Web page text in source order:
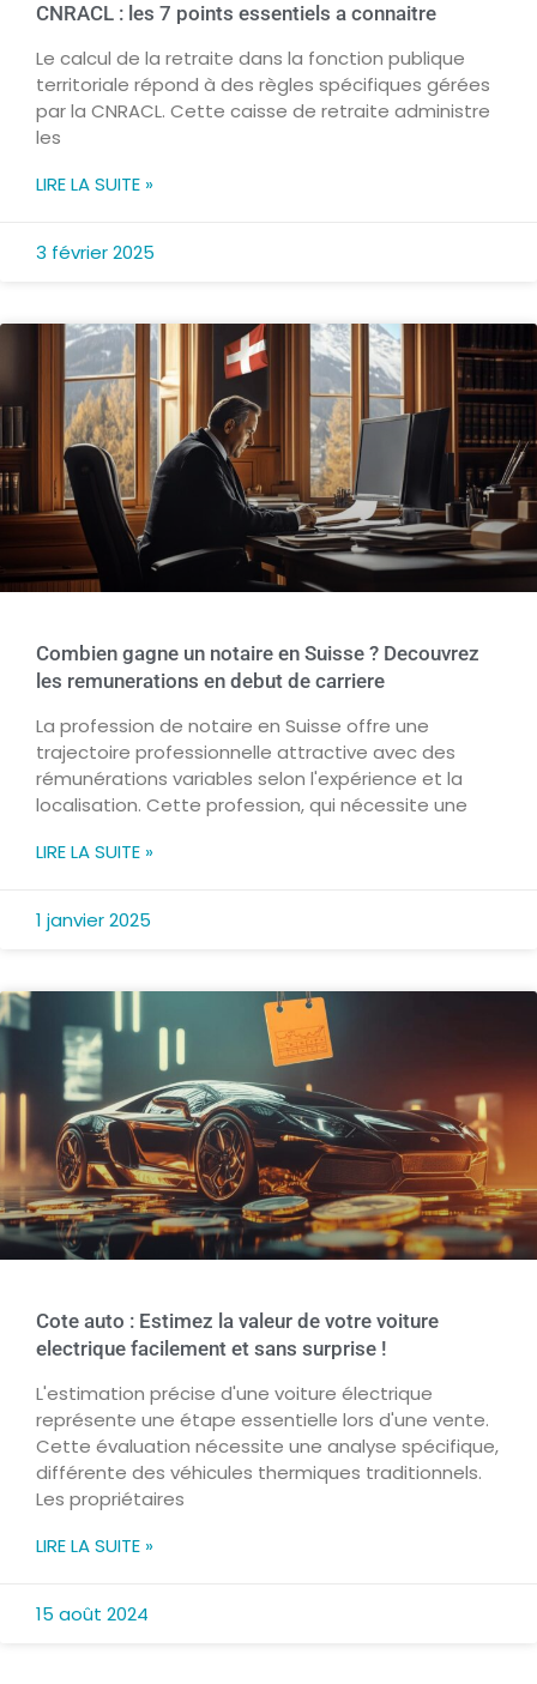
CNRACL : les 7 points essentiels a connaitre
Le calcul de la retraite dans la fonction publique
territoriale répond à des règles spécifiques gérées
par la CNRACL. Cette caisse de retraite administre
les
LIRE LA SUITE »
3 février 2025
Combien gagne un notaire en Suisse ? Decouvrez
les remunerations en debut de carriere
La profession de notaire en Suisse offre une
trajectoire professionnelle attractive avec des
rémunérations variables selon l'expérience et la
localisation. Cette profession, qui nécessite une
LIRE LA SUITE »
1 janvier 2025
Cote auto : Estimez la valeur de votre voiture
electrique facilement et sans surprise !
L'estimation précise d'une voiture électrique
représente une étape essentielle lors d'une vente.
Cette évaluation nécessite une analyse spécifique,
différente des véhicules thermiques traditionnels.
Les propriétaires
LIRE LA SUITE »
15 août 2024